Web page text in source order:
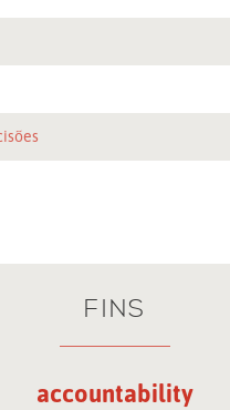
FINS
accountability